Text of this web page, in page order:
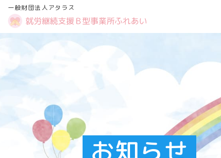
一般財団法人アタラス
お知らせ